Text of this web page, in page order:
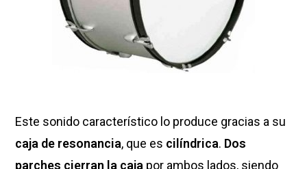
Este sonido característico lo produce gracias a su
caja de resonancia, que es cilíndrica. Dos
parches cierran la caja por ambos lados, siendo